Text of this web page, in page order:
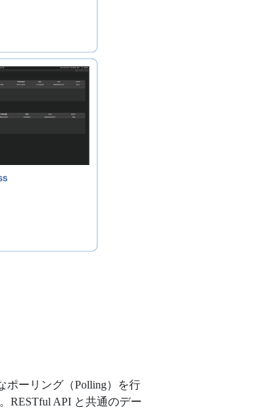
ポーリング（Polling）を行
RESTful API と共通のデー